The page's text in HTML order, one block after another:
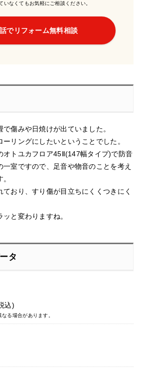
いなくてもお気軽にご相談ください。
でリフォーム無料相談
傷みや日焼けが出ていました。
リングにしたいということでした。
オトユカフロア45Ⅱ(147幅タイプ)で防音
一室ですので、足音や物音のことを考え
おり、すり傷が目立ちにくくつきにく
と変わりますね。
タ
込)
る場合があります。